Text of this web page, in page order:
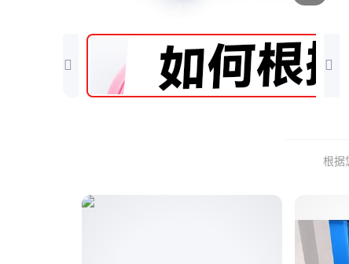
根据